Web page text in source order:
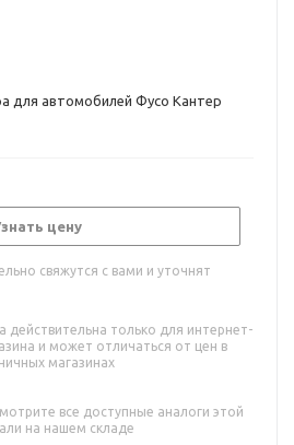
для автомобилей Фусо Кантер
цену
свяжутся с вами и уточнят
действительна только для интернет-
и может отличаться от цен в
магазинах
все доступные аналоги этой
на нашем складе